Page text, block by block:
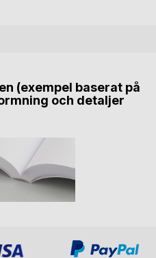
(exempel baserat på
och detaljer